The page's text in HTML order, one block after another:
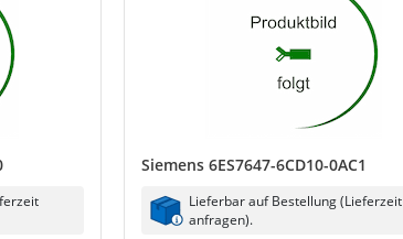
Siemens 6ES7647-6CD10-0AC1
Lieferbar auf Bestellung (Lieferzeit
anfragen).